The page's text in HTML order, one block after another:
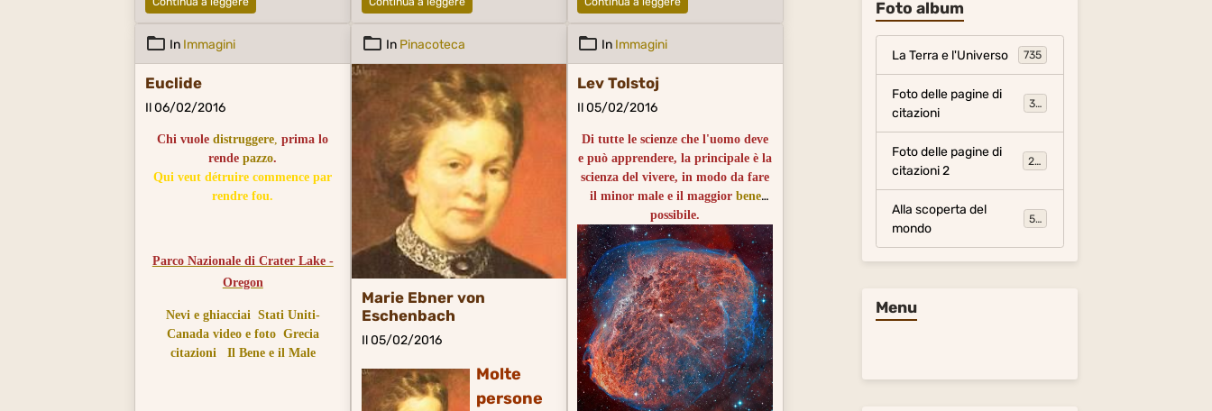
In Immagini
Euclide
Il 06/02/2016
Chi vuoledistruggere prima lo
rendepazzo.
Qui veut détruire commence par
rendre fou.
Parco Nazionale di Crater Lake -
Oregon
Nevi e ghiacciai Stati Uniti-
Canada video e foto Grecia
citazioni
Il Bene e il Male
In Pinacoteca
Marie Ebner von
Eschenbach
Il 05/02/2016
Molte
persone
In Immagini
Lev Tolstoj
Il 05/02/2016
Di tutte le scienze che l'uomo deve
e può apprendere, la principale è la
scienza del vivere, in modo da fare
il minor male e il maggior bene
possibile.
De toutes les sciences dont l’homme
peut et doit se servir, celle de faire
le moins de mal et le plus de bien
possible, est vraisemblablement la
principale.
Foto album
La Terra e l'Universo 735
Foto delle pagine di
citazioni
317
Foto delle pagine di
citazioni 2
281
Alla scoperta del
mondo
54
Menu